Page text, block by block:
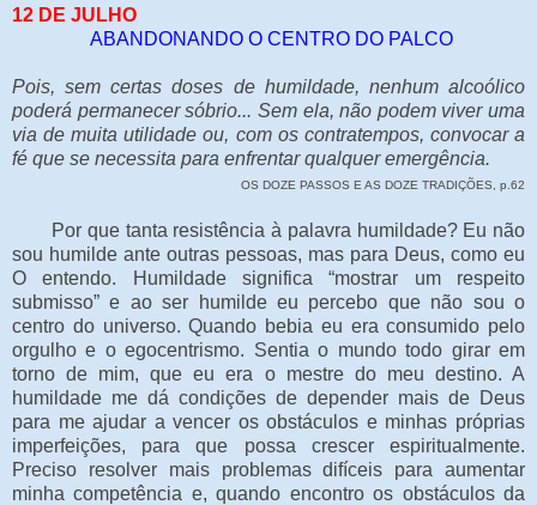
12 DE JULHO
ABANDONANDO O CENTRO DO PALCO
Pois, sem certas doses de humildade, nenhum alcoólico
poderá permanecer sóbrio... Sem ela, não podem viver uma
via de muita utilidade ou, com os contratempos, convocar a
fé que se necessita para enfrentar qualquer emergência.
OS DOZE PASSOS E AS DOZE TRADIÇÕES, p.62
Por que tanta resistência à palavra humildade? Eu não
sou humilde ante outras pessoas, mas para Deus, como eu
O entendo. Humildade significa “mostrar um respeito
submisso” e ao ser humilde eu percebo que não sou o
centro do universo. Quando bebia eu era consumido pelo
orgulho e o egocentrismo. Sentia o mundo todo girar em
torno de mim, que eu era o mestre do meu destino. A
humildade me dá condições de depender mais de Deus
para me ajudar a vencer os obstáculos e minhas próprias
imperfeições, para que possa crescer espiritualmente.
Preciso resolver mais problemas difíceis para aumentar
minha competência e, quando encontro os obstáculos da